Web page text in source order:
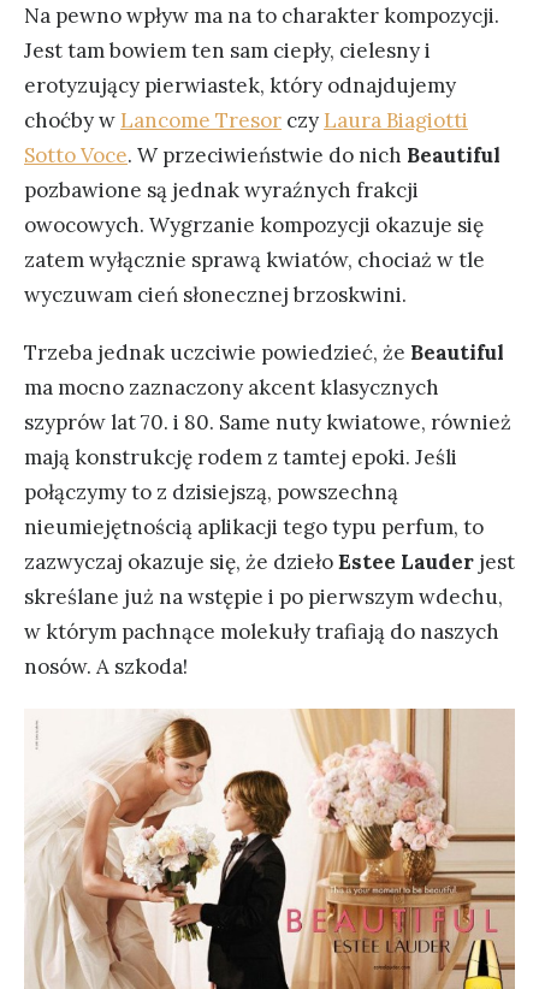
Na pewno wpływ ma na to charakter kompozycji.
Jest tam bowiem ten sam ciepły, cielesny i
erotyzujący pierwiastek, który odnajdujemy
choćby w Lancome Tresor czy Laura Biagiotti
Sotto Voce. W przeciwieństwie do nich Beautiful
pozbawione są jednak wyraźnych frakcji
owocowych. Wygrzanie kompozycji okazuje się
zatem wyłącznie sprawą kwiatów, chociaż w tle
wyczuwam cień słonecznej brzoskwini.
Trzeba jednak uczciwie powiedzieć, że Beautiful
ma mocno zaznaczony akcent klasycznych
szyprów lat 70. i 80. Same nuty kwiatowe, również
mają konstrukcję rodem z tamtej epoki. Jeśli
połączymy to z dzisiejszą, powszechną
nieumiejętnością aplikacji tego typu perfum, to
zazwyczaj okazuje się, że dziełoEstee Lauder jest
skreślane już na wstępie i po pierwszym wdechu,
w którym pachnące molekuły trafiają do naszych
nosów. A szkoda!